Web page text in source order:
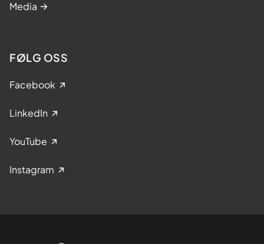
Media
FØLG OSS
Facebook
LinkedIn
YouTube
Instagram